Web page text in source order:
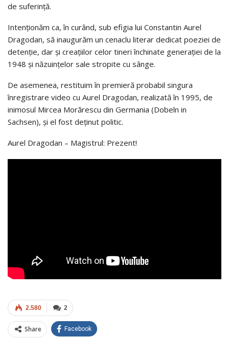
de suferință.
Intenționăm ca, în curând, sub efigia lui Constantin Aurel
Dragodan, să inaugurăm un cenaclu literar dedicat poeziei de
detenție, dar și creațiilor celor tineri închinate generației de la
1948 și năzuințelor sale stropite cu sânge.
De asemenea, restituim în premieră probabil singura
înregistrare video cu Aurel Dragodan, realizată în 1995, de
inimosul Mircea Morărescu din Germania (Dobeln in
Sachsen), și el fost deținut politic.
Aurel Dragodan – Magistrul: Prezent!
2
2.580
Share Facebook